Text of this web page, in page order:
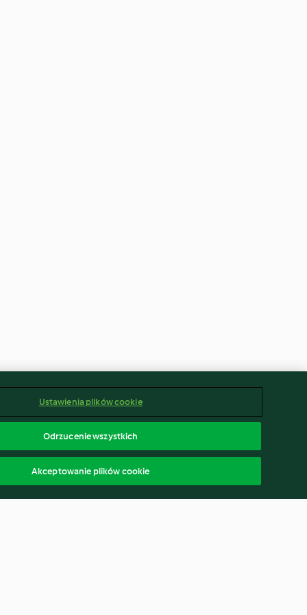
Ustawienia plików cookie
Odrzucenie wszystkich
Akceptowanie plików cookie